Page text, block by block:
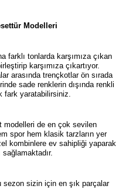
Modelleri
farklı tonlarda karşımıza çıkan
karşımıza çıkartıyor.
arasında trençkotlar ön sırada
sade renklerin dışında renkli
fark yaratabilirsiniz.
modelleri de en çok sevilen
spor hem klasik tarzların yer
kombinlere ev sahipliği yaparak
sağlamaktadır.
sezon sizin için en şık parçalar